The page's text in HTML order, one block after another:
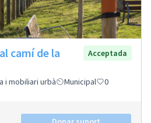
camí de la
Acceptada
i mobiliari urbà Municipal 0